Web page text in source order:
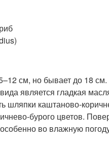
см, но бывает до 18
является гладкая
шляпки каштаново-
бурого цветов.
во влажную